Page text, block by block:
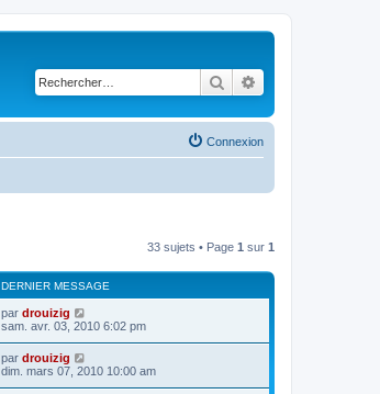
Rechercher
Connexion
33 sujets • Page 1 sur 1
DERNIER MESSAGE
par drouizig
sam. avr. 03, 2010 6:02 pm
par drouizig
dim. mars 07, 2010 10:00 am